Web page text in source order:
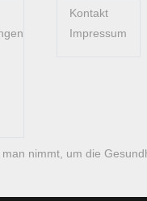
Kontakt
Impressum
nimmt, um die